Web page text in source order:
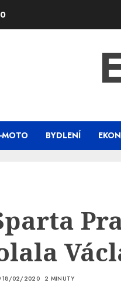
BYDLENÍ
18/02/2020 2 MINUTY